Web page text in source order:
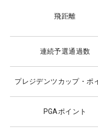
飛距離
連続予選通過数
プレジデンツカップ・ポ
PGAポイント